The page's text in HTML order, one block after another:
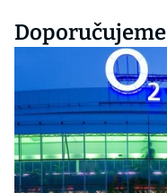
Doporučujeme